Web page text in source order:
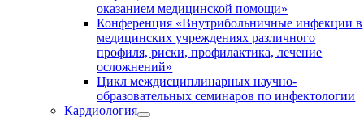
оказанием медицинской помощи»
Конференция «Внутрибольничные инфекции в
медицинских учреждениях различного
профиля, риски, профилактика, лечение
осложнений»
Цикл междисциплинарных научно-
образовательных семинаров по инфектологии
Кардиология